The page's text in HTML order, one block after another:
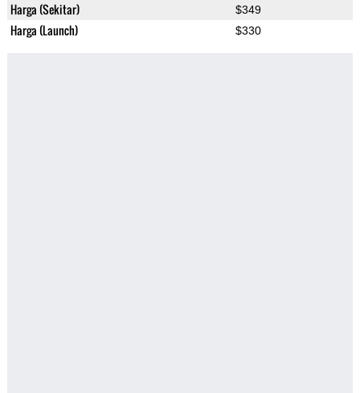
Harga (Sekitar) $349
Harga (Launch) $330